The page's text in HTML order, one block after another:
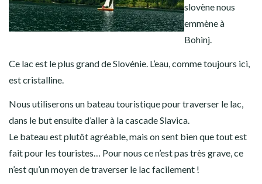
slovène nous
emmène à
Bohinj.
Ce lac est le plus grand de Slovénie. L’eau, comme toujours ici,
est cristalline.
Nous utiliserons un bateau touristique pour traverser le lac,
dans le but ensuite d’aller à la cascade Slavica.
Le bateau est plutôt agréable, mais on sent bien que tout est
fait pour les touristes… Pour nous ce n’est pas très grave, ce
n’est qu’un moyen de traverser le lac facilement !